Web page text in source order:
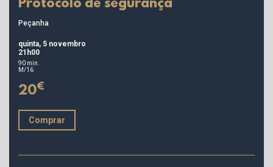
Protocolo de segurança
Peçanha
quinta, 5 novembro
21h00
90 min.
M/16
20€
Comprar